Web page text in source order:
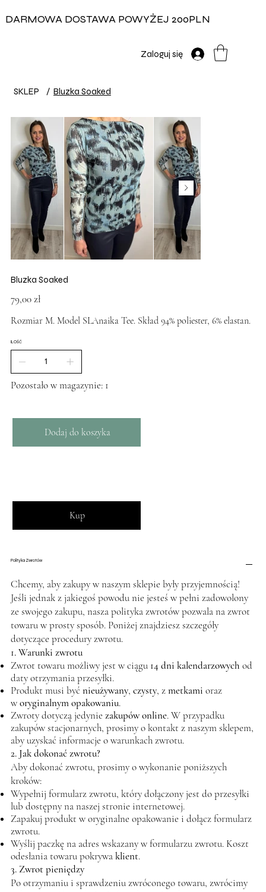
DARMOWA DOSTAWA POWYŻEJ 200PLN
Zaloguj się
SKLEP / Bluzka Soaked
Bluzka Soaked
79,00 zł
Rozmiar M. Model SLAnaika Tee. Skład 94% poliester, 6% elastan.
ILOŚĆ
Pozostało w magazynie: 1
Dodaj do koszyka
Kup
Polityka Zwrotów
Chcemy, aby zakupy w naszym sklepie były przyjemnością!
Jeśli jednak z jakiegoś powodu nie jesteś w pełni zadowolony
ze swojego zakupu, nasza polityka zwrotów pozwala na zwrot
towaru w prosty sposób. Poniżej znajdziesz szczegóły
dotyczące procedury zwrotu.
1. Warunki zwrotu
Zwrot towaru możliwy jest w ciągu 14 dni kalendarzowych od
daty otrzymania przesyłki.
Produkt musi być nieużywany, czysty, zmetkami oraz
woryginalnym opakowaniu.
Zwroty dotyczą jedynie zakupów online. W przypadku
zakupów stacjonarnych, prosimy o kontakt z naszym sklepem,
aby uzyskać informacje o warunkach zwrotu.
2. Jak dokonać zwrotu?
Aby dokonać zwrotu, prosimy o wykonanie poniższych
kroków:
Wypełnij formularz zwrotu, który dołączony jest do przesyłki
lub dostępny na naszej stronie internetowej.
Zapakuj produkt w oryginalne opakowanie i dołącz formularz
zwrotu.
Wyślij paczkę na adres wskazany w formularzu zwrotu. Koszt
odesłania towaru pokrywaklient.
3. Zwrot pieniędzy
Po otrzymaniu i sprawdzeniu zwróconego towaru, zwrócimy